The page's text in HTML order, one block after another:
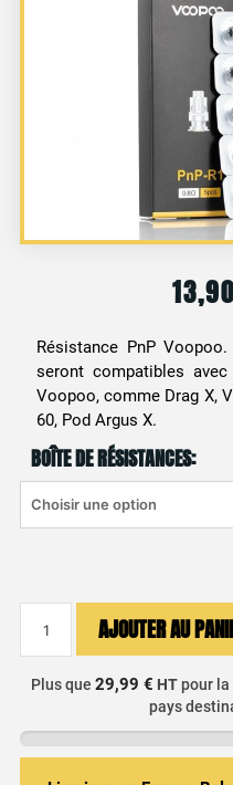
Résistance PnP
seront compatibles
Voopoo, comme Drag X,
60, Pod Argus X.
BOÎTE DE RÉSISTANCES:
PnP
AJOUTER AU
Plus que 29,99 € HTpour la
pays